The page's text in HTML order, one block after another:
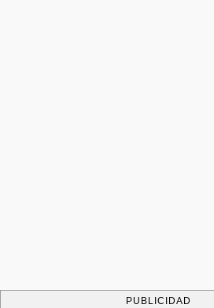
PUBLICIDAD